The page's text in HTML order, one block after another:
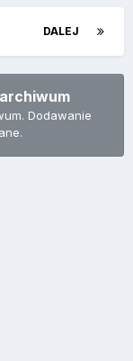
DALEJ
Dodawanie